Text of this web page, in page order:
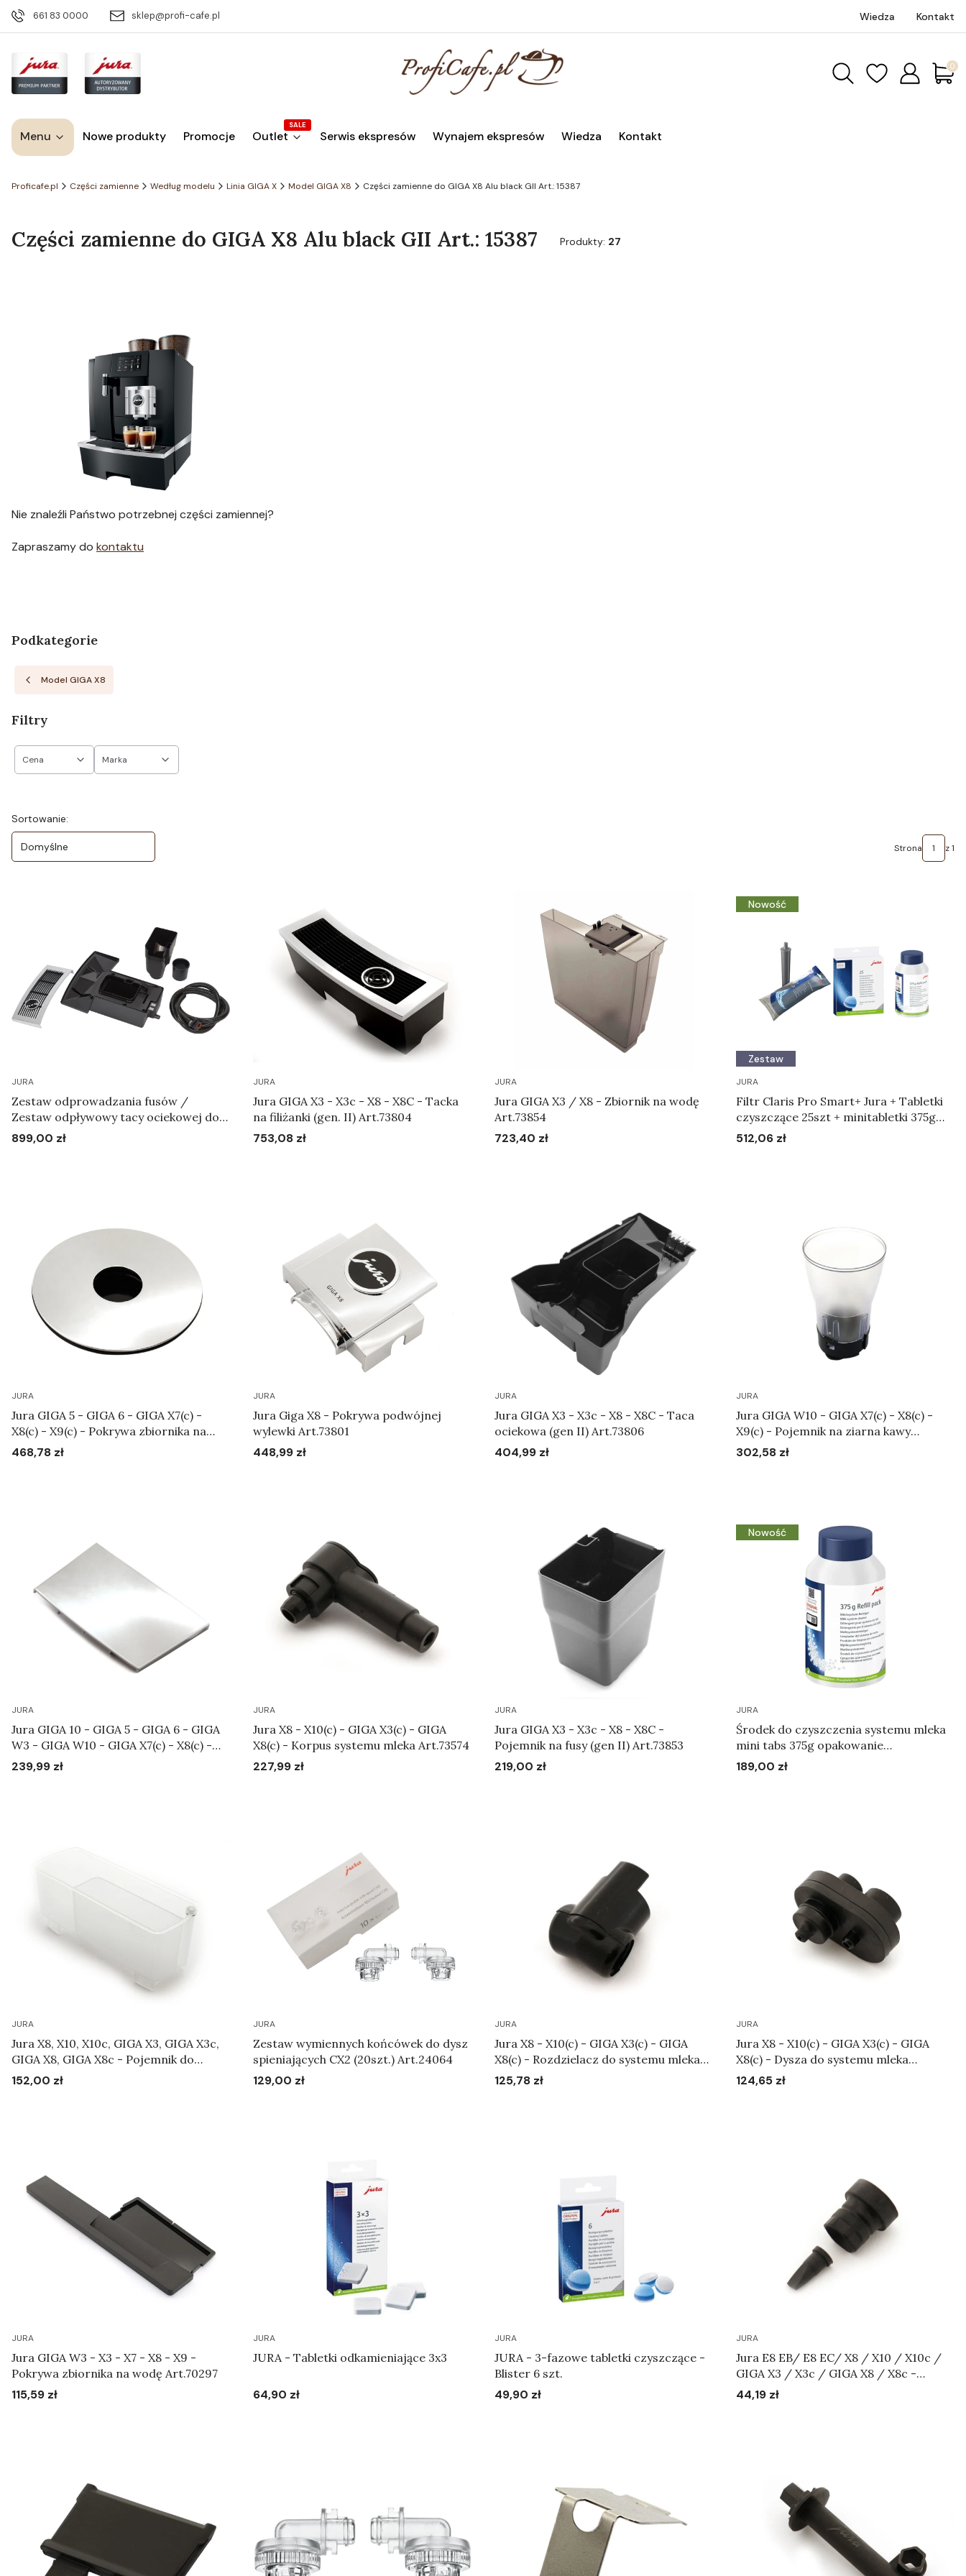
661 83 0000 sklep@profi-cafe.pl Wiedza Kontakt
Menu Nowe produkty Promocje Outlet
SALE
Serwis ekspresów Wynajem ekspresów Wiedza Kontakt
Proficafe.pl Części zamienne Według modelu Linia GIGA X Model GIGA X8 Części zamienne do GIGA X8 Alu black GII Art.: 15387
Części zamienne do GIGA X8 Alu black GII Art.: 15387 Produkty: 27
Nie znaleźli Państwo potrzebnej części zamiennej?
Zapraszamy do kontaktu
Podkategorie
Model GIGA X8
Filtry
Cena Marka
Lista produktów
Sortowanie:
Domyślne Strona z 1
JURA
Zestaw odprowadzania fusów /
Zestaw odpływowy tacy ociekowej do
linii GIGA X GII Art.24109
Cena
899,00 zł
JURA
Jura GIGA X3 - X3c - X8 - X8C - Tacka
na filiżanki (gen. II) Art.73804
Cena
753,08 zł
JURA
Jura GIGA X3 / X8 - Zbiornik na wodę
Art.73854
Cena
723,40 zł
Nowość
Zestaw
JURA
Filtr Claris Pro Smart+ Jura + Tabletki
czyszczące 25szt + minitabletki 375g
zapas
Cena
512,06 zł
JURA
Jura GIGA 5 - GIGA 6 - GIGA X7(c) -
X8(c) - X9(c) - Pokrywa zbiornika na
ziarna kawy Art.70021
Cena
468,78 zł
JURA
Jura Giga X8 - Pokrywa podwójnej
wylewki Art.73801
Cena
448,99 zł
JURA
Jura GIGA X3 - X3c - X8 - X8C - Taca
ociekowa (gen II) Art.73806
Cena
404,99 zł
JURA
Jura GIGA W10 - GIGA X7(c) - X8(c) -
X9(c) - Pojemnik na ziarna kawy
Art.70303
Cena
302,58 zł
JURA
Jura GIGA 10 - GIGA 5 - GIGA 6 - GIGA
W3 - GIGA W10 - GIGA X7(c) - X8(c) -
X9(c) - Pokrywa dozownika Art.69923
Cena
239,99 zł
JURA
Jura X8 - X10(c) - GIGA X3(c) - GIGA
X8(c) - Korpus systemu mleka Art.73574
Cena
227,99 zł
JURA
Jura GIGA X3 - X3c - X8 - X8C -
Pojemnik na fusy (gen II) Art.73853
Cena
219,00 zł
Nowość
JURA
Środek do czyszczenia systemu mleka
mini tabs 375g opakowanie
uzupełniające
Cena
189,00 zł
JURA
Jura X8, X10, X10c, GIGA X3, GIGA X3c,
GIGA X8, GIGA X8c - Pojemnik do
czyszczenia systemu mlecznego
Cena
152,00 zł
JURA
Zestaw wymiennych końcówek do dysz
spieniających CX2 (20szt.) Art.24064
Cena
129,00 zł
JURA
Jura X8 - X10(c) - GIGA X3(c) - GIGA
X8(c) - Rozdzielacz do systemu mleka
Art.73594
Cena
125,78 zł
JURA
Jura X8 - X10(c) - GIGA X3(c) - GIGA
X8(c) - Dysza do systemu mleka
Art.73569
Cena
124,65 zł
JURA
Jura GIGA W3 - X3 - X7 - X8 - X9 -
Pokrywa zbiornika na wodę Art.70297
Cena
115,59 zł
JURA
JURA - Tabletki odkamieniające 3x3
Cena
64,90 zł
JURA
JURA - 3-fazowe tabletki czyszczące -
Blister 6 szt.
Cena
49,90 zł
JURA
Jura E8 EB/ E8 EC/ X8 / X10 / X10c /
GIGA X3 / X3c / GIGA X8 / X8c -
napowietrzacz "grzybek" Art.73589
Cena
44,19 zł